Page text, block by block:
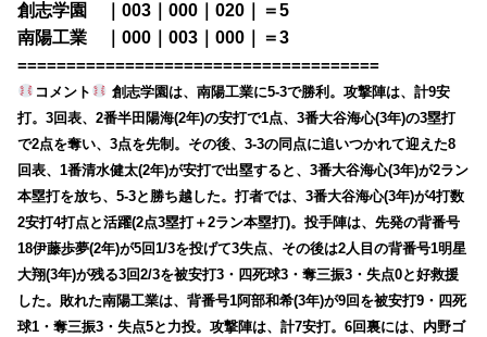
創志学園 ｜003｜000｜020｜＝5
南陽工業 ｜000｜003｜000｜＝3
=====================================
コメント
創志学園は、南陽工業に5-3で勝利。攻撃陣は、計9安
打。3回表、2番半田陽海(2年)の安打で1点、3番大谷海心(3年)の3塁打
で2点を奪い、3点を先制。その後、3-3の同点に追いつかれて迎えた8
回表、1番清水健太(2年)が安打で出塁すると、3番大谷海心(3年)が2ラン
本塁打を放ち、5-3と勝ち越した。打者では、3番大谷海心(3年)が4打数
2安打4打点と活躍(2点3塁打＋2ラン本塁打)。投手陣は、先発の背番号
18伊藤歩夢(2年)が5回1/3を投げて3失点、その後は2人目の背番号1明星
大翔(3年)が残る3回2/3を被安打3・四死球3・奪三振3・失点0と好救援
した。敗れた南陽工業は、背番号1阿部和希(3年)が9回を被安打9・四死
球1・奪三振3・失点5と力投。攻撃陣は、計7安打。6回裏には、内野ゴ